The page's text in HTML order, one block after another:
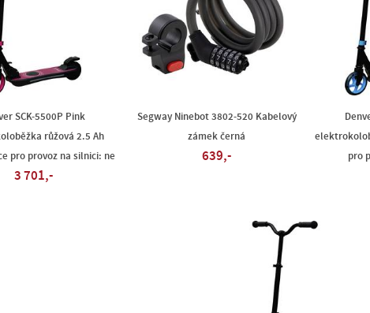
SCK-5500P Pink
růžová 2.5 Ah
pro provoz na silnici: ne
3 701,-
Segway Ninebot 3802-520 Kabelový
zámek černá
639,-
pro